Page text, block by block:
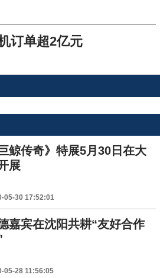
订单超2亿元
巨鲸传奇》特展5月30日在大
展
05-30 17:52:01
嘉宾在沈阳共耕“友好合作
05-28 11:56:05